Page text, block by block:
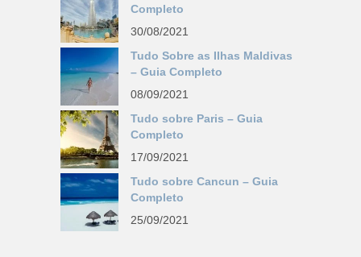
Completo
30/08/2021
Tudo Sobre as Ilhas Maldivas
– Guia Completo
08/09/2021
Tudo sobre Paris – Guia
Completo
17/09/2021
Tudo sobre Cancun – Guia
Completo
25/09/2021